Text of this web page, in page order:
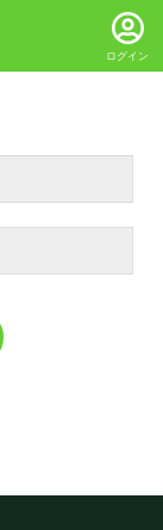
ログイン